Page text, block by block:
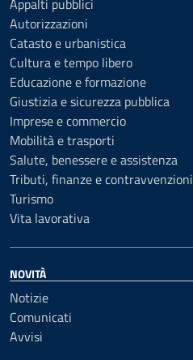
Appalti pubblici
Autorizzazioni
Catasto e urbanistica
Cultura e tempo libero
Educazione e formazione
Giustizia e sicurezza pubblica
Imprese e commercio
Mobilità e trasporti
Salute, benessere e assistenza
Tributi, finanze e contravvenzioni
Turismo
Vita lavorativa
NOVITÀ
Notizie
Comunicati
Avvisi